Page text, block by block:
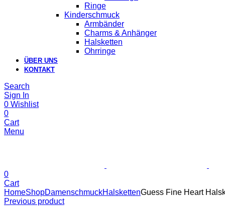
Ringe
Kinderschmuck
Armbänder
Charms & Anhänger
Halsketten
Ohrringe
ÜBER UNS
KONTAKT
Search
Sign In
0 Wishlist
0
Cart
Menu
0
Cart
HomeShopDamenschmuckHalskettenGuess Fine Heart
Previous product